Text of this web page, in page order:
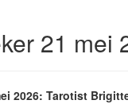
21 mei
2026: Tarotist